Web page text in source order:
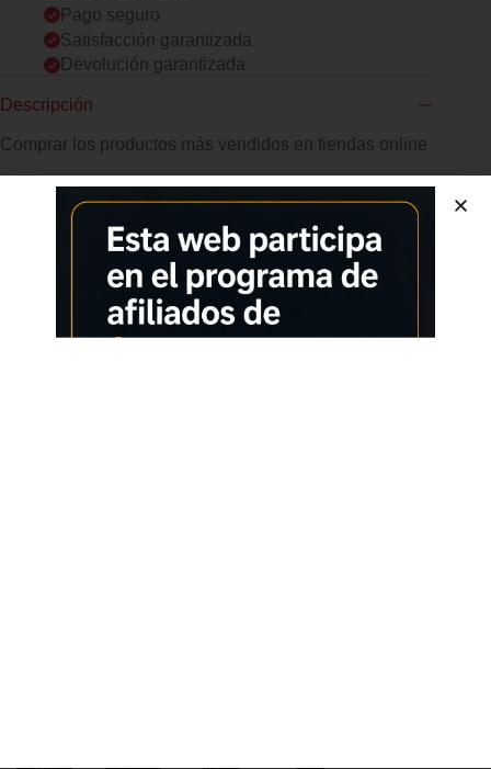
Pago seguro
Satisfacción garantizada
Devolución garantizada
Descripción
Comprar los productos más vendidos en tiendas online